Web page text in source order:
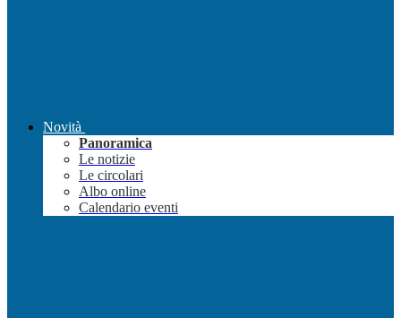
Novità
Panoramica
Le notizie
Le circolari
Albo online
Calendario eventi